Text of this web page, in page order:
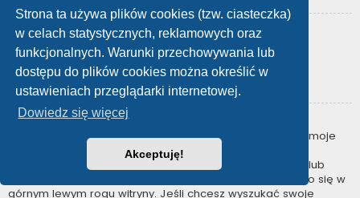
Strona ta używa plików cookies (tzw. ciasteczka)
w celach statystycznych, reklamowych oraz
funkcjonalnych. Warunki przechowywania lub
dostępu do plików cookies można określić w
ustawieniach przeglądarki internetowej.
Dowiedz się więcej
Akceptuję!
Jak można wyszukać użytkowników?
Przejdź na stronę “Użytkownicy” i kliknij odnośnik “Znajdź
użytkownika”.
Na górę
W jaki sposób można znaleźć swoje posty i tematy?
Swoje posty można znaleźć, klikając odnośnik “Wyświetl moje
posty” znajdujący się w panelu zarządzania kontem lub
odnośnik “Posty użytkownika” na stronie swojego profilu lub
wybierając „Twoje posty” z menu „Więcej…” znajdującego się w
górnym lewym rogu witryny. Jeśli chcesz wyszukać swoje